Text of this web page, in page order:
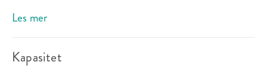
konferanser. Hos oss er veien fra siste slide til karaoke
og gøy herlig kort. Kom og lag litt leven hos oss!
Les mer
Kapasitet